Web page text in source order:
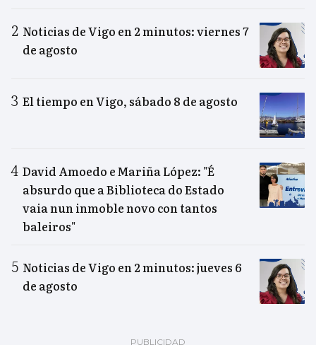
Noticias de Vigo en 2 minutos: viernes 7
de agosto
El tiempo en Vigo, sábado 8 de agosto
David Amoedo e Mariña López: "É
absurdo que a Biblioteca do Estado
vaia nun inmoble novo con tantos
baleiros"
Noticias de Vigo en 2 minutos: jueves 6
de agosto